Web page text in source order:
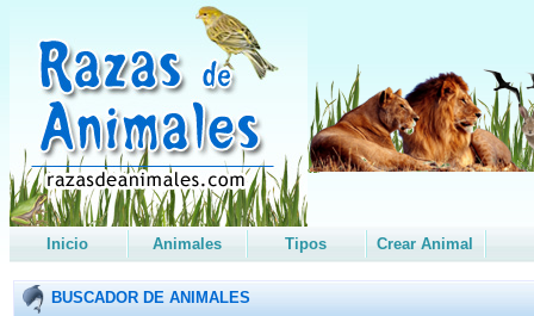
Inicio Animales Tipos Crear Animal
BUSCADOR DE ANIMALES